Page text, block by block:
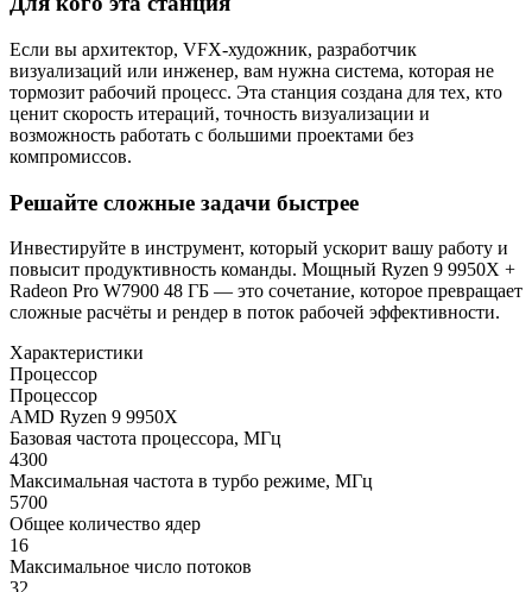
Если вы архитектор, VFX‑художник, разработчик
визуализаций или инженер, вам нужна система, которая не
тормозит рабочий процесс. Эта станция создана для тех, кто
ценит скорость итераций, точность визуализации и
возможность работать с большими проектами без
компромиссов.
Решайте сложные задачи быстрее
Инвестируйте в инструмент, который ускорит вашу работу и
повысит продуктивность команды. Мощный Ryzen 9 9950X +
Radeon Pro W7900 48 ГБ — это сочетание, которое превращает
сложные расчёты и рендер в поток рабочей эффективности.
Характеристики
Процессор
Процессор
AMD Ryzen 9 9950X
Базовая частота процессора, МГц
4300
Максимальная частота в турбо режиме, МГц
5700
Общее количество ядер
16
Максимальное число потоков